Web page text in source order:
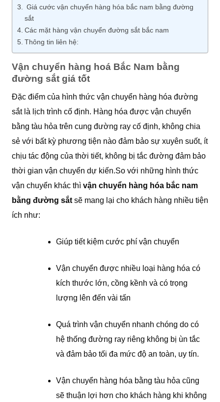
Giá cước vận chuyển hàng hóa bắc nam bằng đường
sắt
Các mặt hàng vận chuyển đường sắt bắc nam
Thông tin liên hệ:
Vận chuyển hàng hoá Bắc Nam bằng
đường sắt giá tốt
Đặc điểm của hình thức vận chuyển hàng hóa đường
sắt là lịch trình cố định. Hàng hóa được vận chuyển
bằng tàu hỏa trên cung đường ray cố định, không chia
sẻ với bất kỳ phương tiện nào đảm bảo sự xuyên suốt, ít
chịu tác động của thời tiết, không bị tắc đường đảm bảo
thời gian vận chuyển dự kiến.So với những hình thức
vận chuyển khác thì vận chuyển hàng hóa bắc nam
bằng đường sắt sẽ mang lại cho khách hàng nhiều tiện
ích như:
Giúp tiết kiệm cước phí vận chuyển
Vận chuyển được nhiều loại hàng hóa có
kích thước lớn, cồng kềnh và có trọng
lượng lên đến vài tấn
Quá trình vận chuyển nhanh chóng do có
hệ thống đường ray riêng không bị ùn tắc
và đảm bảo tối đa mức độ an toàn, uy tín.
Vận chuyển hàng hóa bằng tàu hỏa cũng
sẽ thuận lợi hơn cho khách hàng khi không